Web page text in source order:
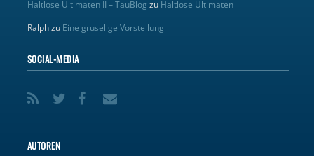
Haltlose Ultimaten II – TauBlog zu Haltlose Ultimaten
Ralphzu Eine gruselige Vorstellung
SOCIAL-MEDIA
AUTOREN